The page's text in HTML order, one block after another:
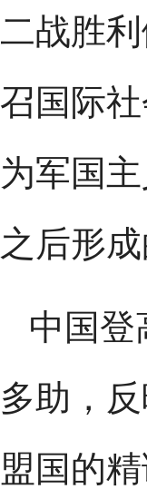
二战胜
召国际
为军国
之后形
中国登
多助，
盟国的